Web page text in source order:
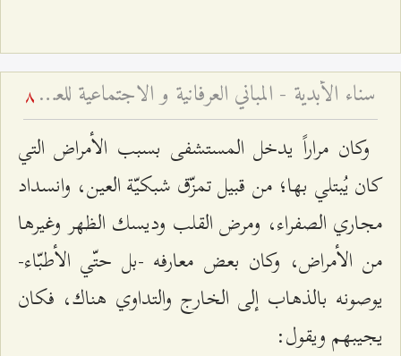
سناء الأبدية - المباني العرفانية و الاجتماعية للعلامة الطهراني 8
وكان مراراً يدخل المستشفى بسبب الأمراض التي
كان يُبتلي بها؛ من قبيل تمزّق شبكيّة العين، وانسداد
مجاري الصفراء، ومرض القلب وديسك الظهر وغيرها
من الأمراض، وكان بعض معارفه -بل حتّي الأطبّاء-
يوصونه بالذهاب إلى الخارج والتداوي هناك، فكان
يجيبهم ويقول: